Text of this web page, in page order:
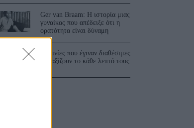
Ger van Braam: Η ιστορία μιας
γυναίκας που απέδειξε ότι η
ορατότητα είναι δύναμη
3 ταινίες που έγιναν διαθέσιμες
και αξίζουν το κάθε λεπτό τους